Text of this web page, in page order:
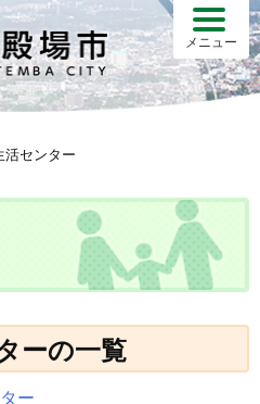
メニュー
活センター
ーの一覧
ー